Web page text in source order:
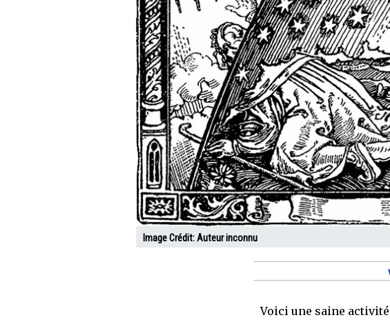
Image Crédit:Auteur inconnu
Voici une saine